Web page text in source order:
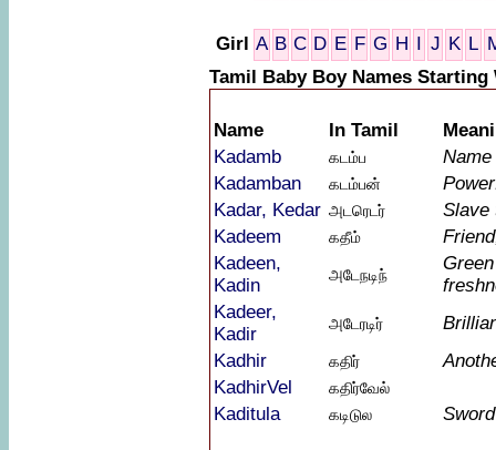
Girl A B C D E F G H I J K L
Tamil Baby Boy Names
Name In Tamil
Kadamb
கடம்ப
Name
Kadamban
கடம்பன்
Kadar, Kedar அடரெடர்
Slave
Kadeem
கதீம்
Kadeen,
Kadin
அடேநடிந்
Kadeer,
Kadir
அடேரடிர்
Kadhir
கதிர்
KadhirVel
கதிர்வேல்
Kaditula கடிடுல Sword